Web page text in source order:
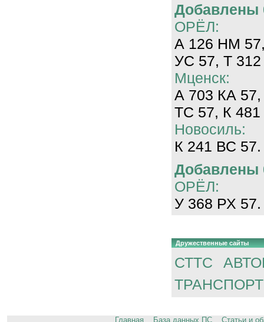
Добавлены
ОРЁЛ:
А 126 НМ
УС 57, Т
Мценск:
А 703 КА
ТС 57, К
Новосиль:
К 241 ВС 57.
Добавлены
ОРЁЛ:
У 368 РХ 57.
Дружественные сайты
СТТС
ТРАНСПОРТ
Главная База данных ПС Статьи и